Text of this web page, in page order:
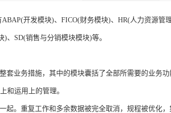
开发模块)、FICO(财务模块)、HR(人力资源管
、SD(销售与分销模块模块)等。
套业务措施，其中的模块囊括了全部所需要的业务
和运用上的管理。
起。重复工作和多余数据被完全取消，规程被优化